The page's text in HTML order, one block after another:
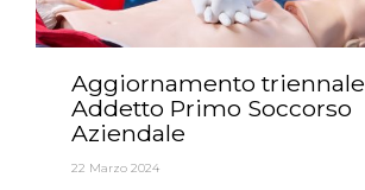
Aggiornamento triennale
Addetto Primo Soccorso
Aziendale
22 Marzo 2024